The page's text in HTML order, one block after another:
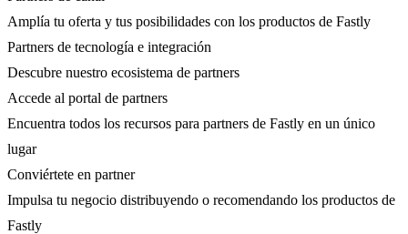
Amplía tu oferta y tus posibilidades con los productos de Fastly
Partners de tecnología e integración
Descubre nuestro ecosistema de partners
Accede al portal de partners
Encuentra todos los recursos para partners de Fastly en un único
lugar
Conviértete en partner
Impulsa tu negocio distribuyendo o recomendando los productos de
Fastly